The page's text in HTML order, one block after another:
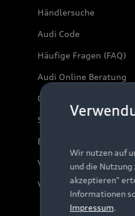
Händlersuche
Audi Code
Häufige Fragen (FAQ)
Audi Online Beratung
Online-
Servicekontakt
Bordbuch &
Verträge kündigen
Vertrag widerrufen
Wir nutzen auf
und die
akzeptieren"
Informationen
Impressum.